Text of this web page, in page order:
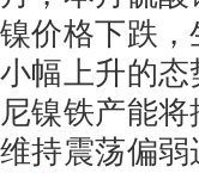
镍价格下跌
小幅上升的
尼镍铁产能
维持震荡偏弱